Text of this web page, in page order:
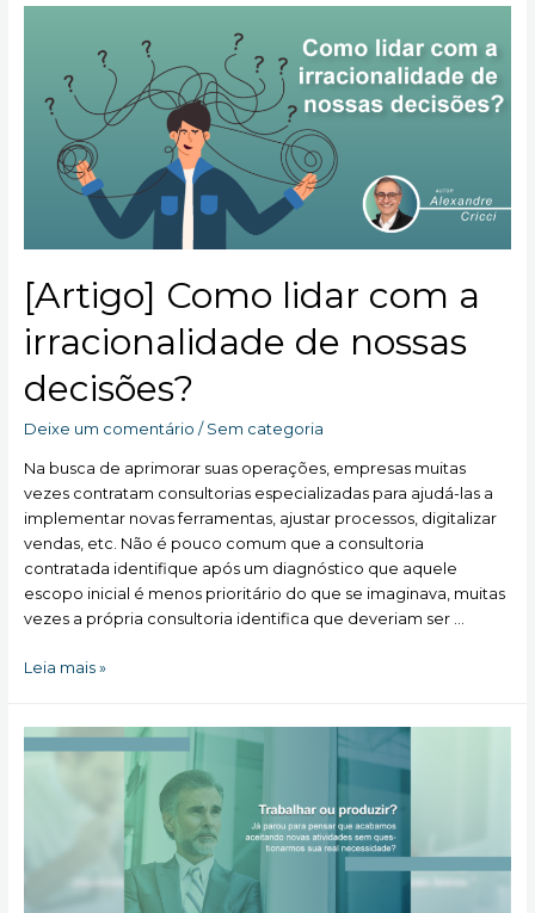
URGÊNCIA?
[Artigo] Como lidar com a
irracionalidade de nossas
decisões?
Deixe um comentário / Sem categoria
Na busca de aprimorar suas operações, empresas muitas
vezes contratam consultorias especializadas para ajudá-las a
implementar novas ferramentas, ajustar processos, digitalizar
vendas, etc. Não é pouco comum que a consultoria
contratada identifique após um diagnóstico que aquele
escopo inicial é menos prioritário do que se imaginava, muitas
vezes a própria consultoria identifica que deveriam ser …
[Artigo]
com
irracionalidade
Leia mais »